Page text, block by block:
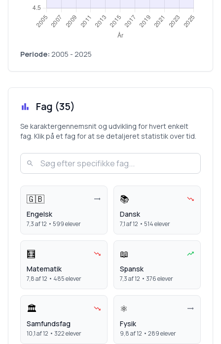
Periode: 2005 - 2025
Fag (35)
Se karaktergennemsnit og udvikling for hvert enkelt
fag. Klik på et fag for at se detaljeret statistik over tid.
🇬🇧
Engelsk
7,3af 12 • 599elever
📚
Dansk
7,1af 12 • 514elever
🧮
Matematik
7,8af 12 • 485elever
📖
Spansk
7,3af 12 • 376elever
🏛️
Samfundsfag
10,1af 12 • 322elever
⚛️
Fysik
9,8af 12 • 289elever